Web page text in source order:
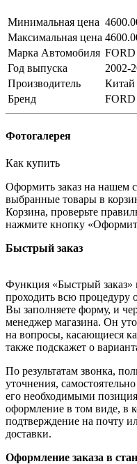
Минимальная цена
Максимальная цена
Марка Автомобиля FORD
Год выпуска
2002-
Производитель
Бренд
FORD
Фотогалерея
Как купить
Оформить заказ на нашем
выбранные товары в
Корзина, проверьте
нажмите кнопку
Быстрый заказ
Функция «Быстрый заказ»
проходить всю процедуру
Вы заполняете форму, и
менеджер магазина. Он
на вопросы, касающиеся
также подскажет о
По результатам звонка,
уточнения,
его необходимыми
оформление в том виде, в
подтверждение на почту
доставки.
Оформление заказа в